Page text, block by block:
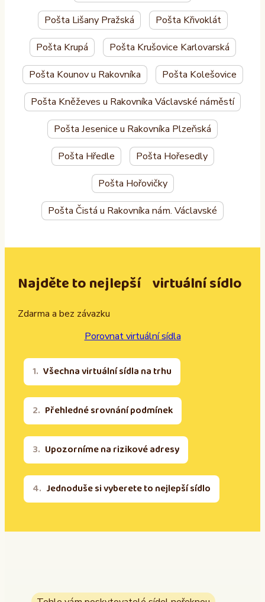
Pošta Lišany Pražská Pošta Křivoklát
Pošta Krupá Pošta Krušovice Karlovarská
Pošta Kounov u Rakovníka Pošta Kolešovice
Pošta Kněževes u Rakovníka Václavské náměstí
Pošta Jesenice u Rakovníka Plzeňská
Pošta Hředle Pošta Hořesedly
Pošta Hořovičky
Pošta Čistá u Rakovníka nám. Václavské
Najděte to nejlepší virtuální sídlo
Zdarma a bez závazku
Porovnat virtuální sídla
Všechna virtuální sídla na trhu
Přehledné srovnání podmínek
Upozorníme na rizikové adresy
Jednoduše si vyberete to nejlepší sídlo